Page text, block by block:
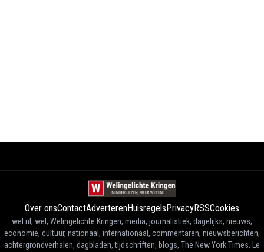
Over onsContactAdverterenHuisregelsPrivacyRSSCookies
wel.nl, wel, Welingelichte Kringen, media, journalistiek, dagelijks, nieuws,
economie, cultuur, nationaal, internationaal, commentaren, nieuwsberichten,
achtergrondverhalen, dagbladen, tijdschriften, blogs, The New York Times, Le